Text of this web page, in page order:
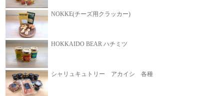
NOKKE(チーズ用クラッカー)
HOKKAIDO BEAR ハチミツ
シャリュキュトリー アカイシ 各種